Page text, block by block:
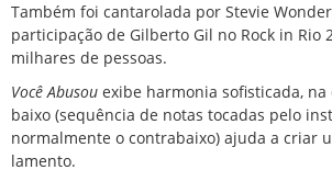
Também foi cantarolada por Stevie
participação de Gilberto Gil no Rock in Rio
milhares de pessoas.
Você Abusou exibe harmonia sofisticada,
baixo (sequência de notas tocadas pelo
normalmente o contrabaixo) ajuda a criar
lamento.